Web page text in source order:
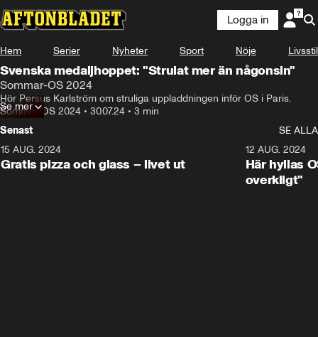
Logga in
Hem Serier Nyheter Sport Nöje Livsstil
Svenska medaljhoppet: "Strulat mer än någonsin"
Sommar-OS 2024
Hör Persus Karlström om struliga uppladdningen inför OS i Paris.
Sommar-OS 2024 • 30.07.24 • 3 min
Se mer
Senast
SE ALLA
15 AUG. 2024
Gratis pizza och glass – livet ut
12 AUG. 2024
Här hyllas
overkligt"